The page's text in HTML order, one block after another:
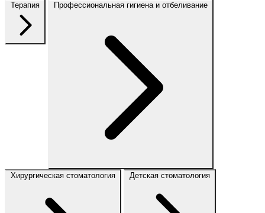
Терапия Профессиональная гигиена и отбеливание
Хирургическая стоматология Детская стоматология